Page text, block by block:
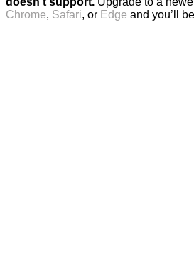
Chrome, Safari, or Edge and you’ll